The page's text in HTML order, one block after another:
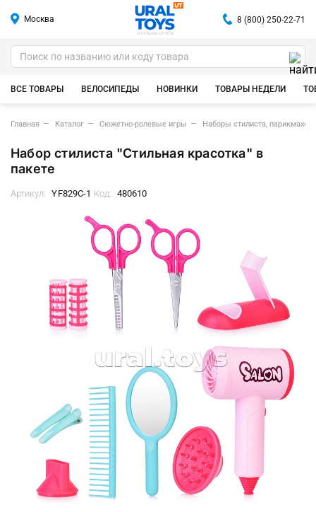
Москва
ИГРУШКИ ОПТОМ
8 (800) 250-22-71
ВСЕ ТОВАРЫ ВЕЛОСИПЕДЫ НОВИНКИ ТОВАРЫ НЕДЕЛИ
Главная Каталог Сюжетно-ролевые игры Наборы стилиста, парикмахера
Набор стилиста "Стильная красотка" в
пакете
Артикул: YF829C-1 Код: 480610